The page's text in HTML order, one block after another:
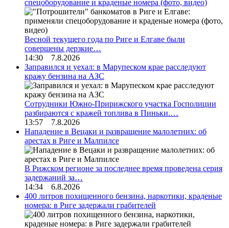
спецоборудование и краденые номера (фото, видео)
Весной текущего года по Риге и Елгаве были
совершены дерзкие…
14:30 7.8.2026
Заправился и уехал: в Марупеском крае расследуют
кражу бензина на АЗС
Сотрудники Южно-Пририжского участка Госполиции
разбираются с кражей топлива в Пиньки.…
13:57 7.8.2026
Нападение в Вецаки и развращение малолетних: об
арестах в Риге и Малпилсе
В Рижском регионе за последнее время проведена серия
задержаний за…
14:34 6.8.2026
400 литров похищенного бензина, наркотики, краденые
номера: в Риге задержали грабителей